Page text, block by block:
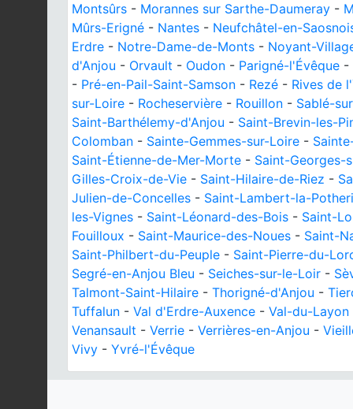
Montsûrs - Morannes sur Sarthe-Daumeray -
Mûrs-Erigné - Nantes - Neufchâtel-en-
Erdre - Notre-Dame-de-Monts - Noyant-
d'Anjou - Orvault - Oudon - Parigné-l'Évêque -
- Pré-en-Pail-Saint-Samson - Rezé - Rives de
sur-Loire - Rocheservière - Rouillon - Sablé-
Saint-Barthélemy-d'Anjou - Saint-Brevin-les-
Colomban - Sainte-Gemmes-sur-Loire -
Saint-Étienne-de-Mer-Morte - Saint-Georges-
Gilles-Croix-de-Vie - Saint-Hilaire-de-Riez -
Julien-de-Concelles - Saint-Lambert-la-
les-Vignes - Saint-Léonard-des-Bois - Saint-
Fouilloux - Saint-Maurice-des-Noues - Saint-
Saint-Philbert-du-Peuple - Saint-Pierre-du-
Segré-en-Anjou Bleu - Seiches-sur-le-Loir -
Talmont-Saint-Hilaire - Thorigné-d'Anjou -
Tuffalun - Val d'Erdre-Auxence - Val-du-Layon
Venansault - Verrie - Verrières-en-Anjou -
Vivy - Yvré-l'Évêque